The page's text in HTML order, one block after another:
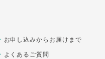
お申し込みからお届けまで
よくあるご質問